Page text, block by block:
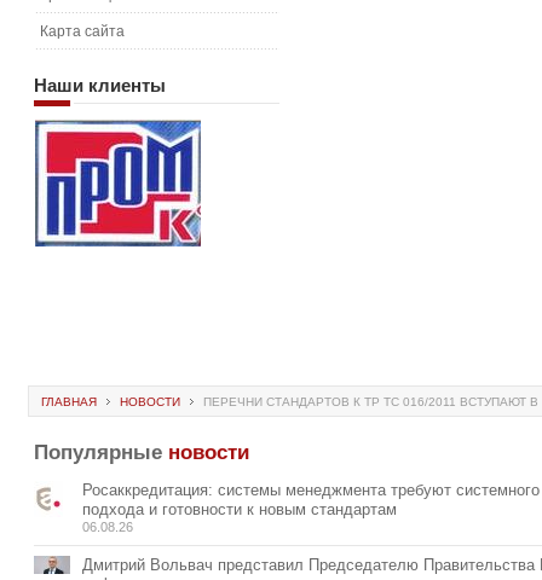
Карта сайта
Наши клиенты
ГЛАВНАЯ НОВОСТИ ПЕРЕЧНИ СТАНДАРТОВ К ТР ТС 016/2011 ВСТУПАЮТ
Популярные новости
Росаккредитация: системы менеджмента требуют системного
подхода и готовности к новым стандартам
06.08.26
Дмитрий Вольвач представил Председателю